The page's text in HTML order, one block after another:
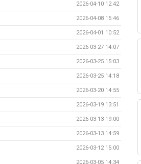
2026-04-10 12:42
2026-04-08 15:46
2026-04-01 10:52
2026-03-27 14:07
2026-03-25 15:03
2026-03-25 14:18
2026-03-20 14:55
2026-03-19 13:51
2026-03-13 19:00
2026-03-13 14:59
2026-03-12 15:00
2026-03-05 14:34